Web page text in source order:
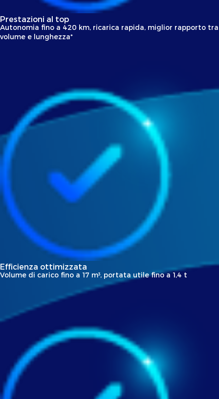
Prestazioni al top
Autonomia fino a 420 km, ricarica rapida, miglior rapporto tra
volume e lunghezza*
Efficienza ottimizzata
Volume di carico fino a 17 m³, portata utile fino a 1,4 t